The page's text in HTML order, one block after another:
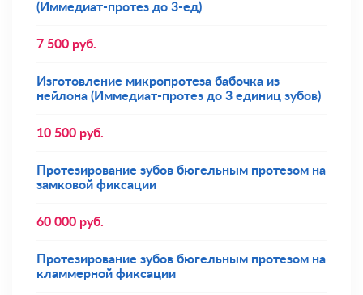
(Иммедиат-протез до 3-ед)
7 500 руб.
Изготовление микропротеза бабочка из
нейлона (Иммедиат-протез до 3 единиц зубов)
10 500 руб.
Протезирование зубов бюгельным протезом на
замковой фиксации
60 000 руб.
Протезирование зубов бюгельным протезом на
кламмерной фиксации